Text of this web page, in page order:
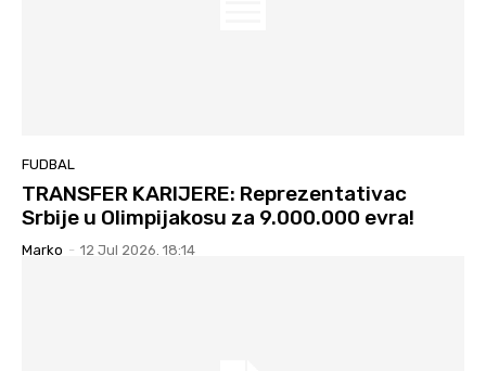
FUDBAL
TRANSFER KARIJERE: Reprezentativac
Srbije u Olimpijakosu za 9.000.000 evra!
Marko - 12 Jul 2026. 18:14